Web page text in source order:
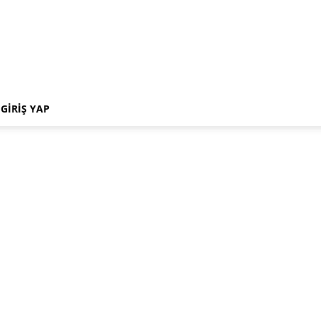
GIRIŞ YAP